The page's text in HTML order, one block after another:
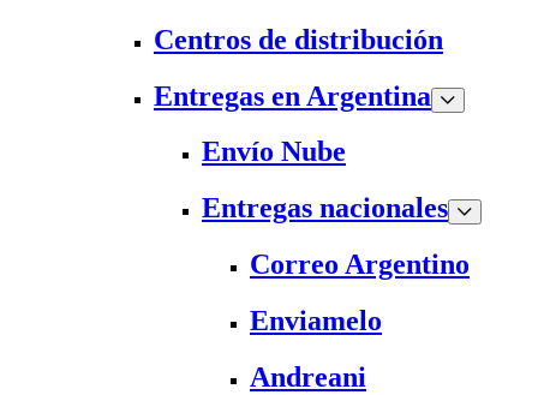
Centros de distribución
Entregas en Argentina
Envío Nube
Entregas nacionales
Correo Argentino
Enviamelo
Andreani